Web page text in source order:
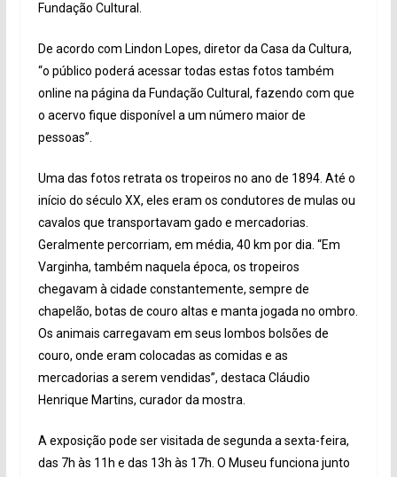
Fundação Cultural.
De acordo com Lindon Lopes, diretor da Casa da Cultura,
“o público poderá acessar todas estas fotos também
online na página da Fundação Cultural, fazendo com que
o acervo fique disponível a um número maior de
pessoas”.
Uma das fotos retrata os tropeiros no ano de 1894. Até o
início do século XX, eles eram os condutores de mulas ou
cavalos que transportavam gado e mercadorias.
Geralmente percorriam, em média, 40 km por dia. “Em
Varginha, também naquela época, os tropeiros
chegavam à cidade constantemente, sempre de
chapelão, botas de couro altas e manta jogada no ombro.
Os animais carregavam em seus lombos bolsões de
couro, onde eram colocadas as comidas e as
mercadorias a serem vendidas”, destaca Cláudio
Henrique Martins, curador da mostra.
A exposição pode ser visitada de segunda a sexta-feira,
das 7h às 11h e das 13h às 17h. O Museu funciona junto